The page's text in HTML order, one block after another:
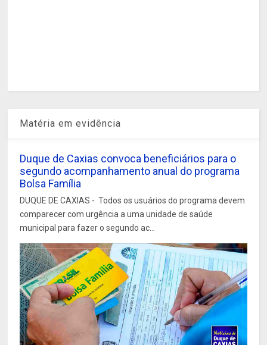
Matéria em evidência
Duque de Caxias convoca beneficiários para o
segundo acompanhamento anual do programa
Bolsa Família
DUQUE DE CAXIAS - Todos os usuários do programa devem
comparecer com urgência a uma unidade de saúde
municipal para fazer o segundo ac...